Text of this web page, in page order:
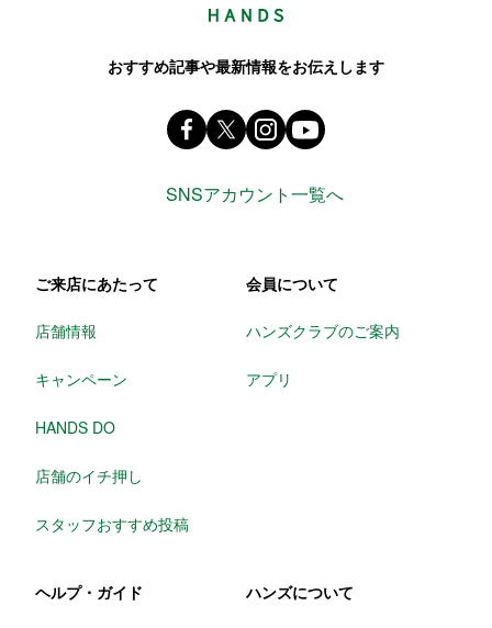
おすすめ記事や最新情報をお伝えします
Facebook ハンズ公式ファンページ
X(旧 twitter) @Hands_official_
instagram
SNSアカウント一覧へ
ご来店にあたって
店舗情報
キャンペーン
HANDS DO
店舗のイチ押し
スタッフおすすめ投稿
会員について
ハンズクラブのご案内
アプリ
ヘルプ・ガイド ハンズについて